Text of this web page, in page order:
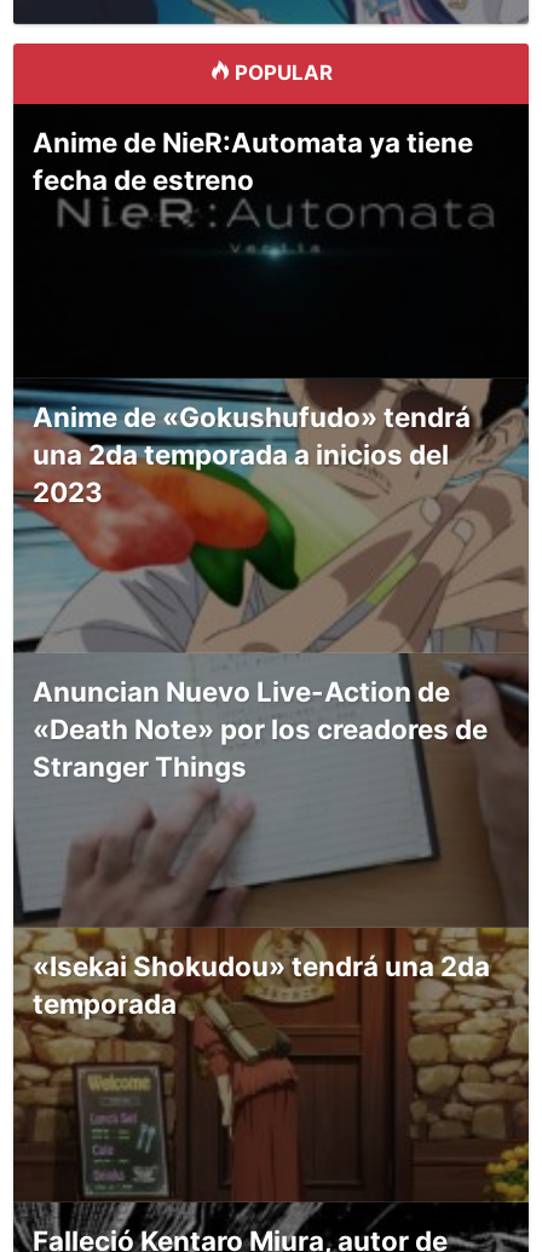
POPULAR
Anime de NieR:Automata ya tiene
fecha de estreno
Anime de «Gokushufudo» tendrá
una 2da temporada a inicios del
2023
Anuncian Nuevo Live-Action de
«Death Note» por los creadores de
Stranger Things
«Isekai Shokudou» tendrá una 2da
temporada
Falleció Kentaro Miura, autor de